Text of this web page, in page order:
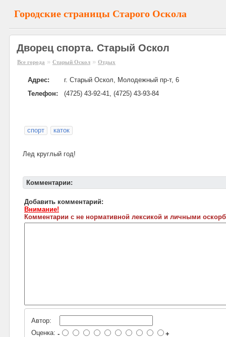
Городские страницы Старого Оскола
Дворец спорта. Старый Оскол
Все города » Старый Оскол » Отдых
Адрес:
г. Старый Оскол, Молодежный пр-т, 6
Телефон:
(4725) 43-92-41, (4725) 43-93-84
спорт каток
Лед круглый год!
Комментарии:
Добавить комментарий:
Внимание!
Комментарии с не нормативной лексикой и личными
Автор:
Оценка: - +